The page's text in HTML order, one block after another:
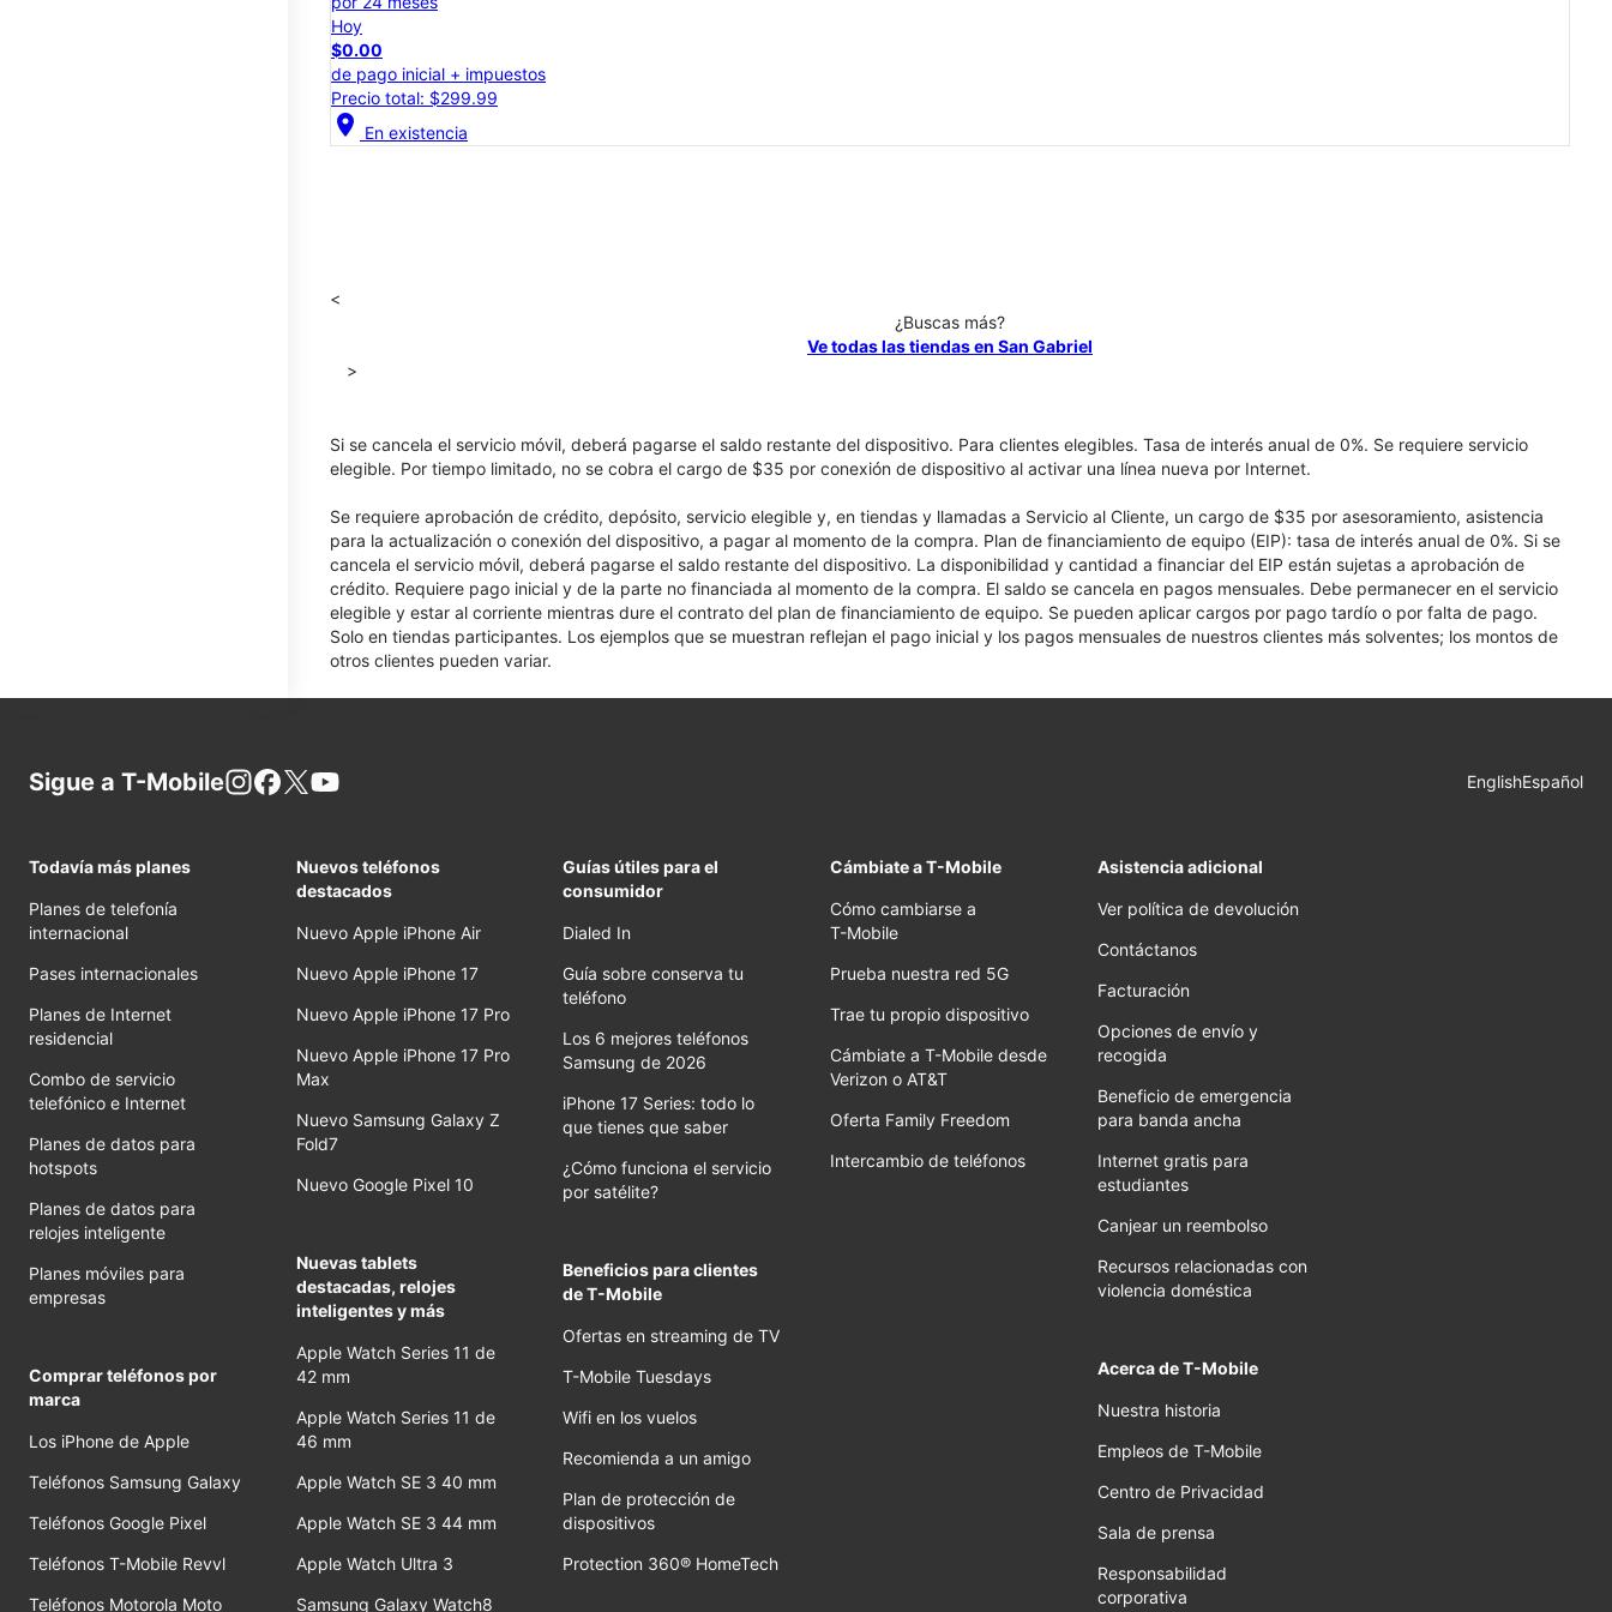
Hoy
$0.00
de pago inicial + impuestos
Precio total: $299.99
location_on En existencia
<
¿Buscas más?
Ve todas las tiendas en San Gabriel
>
Si se cancela el servicio móvil, deberá pagarse el saldo restante del dispositivo. Para clientes elegibles. Tasa de interés anual de 0%. Se requiere servicio
elegible. Por tiempo limitado, no se cobra el cargo de $35 por conexión de dispositivo al activar una línea nueva por Internet.
Se requiere aprobación de crédito, depósito, servicio elegible y, en tiendas y llamadas a Servicio al Cliente, un cargo de $35 por asesoramiento, asistencia
para la actualización o conexión del dispositivo, a pagar al momento de la compra. Plan de financiamiento de equipo (EIP): tasa de interés anual de 0%. Si se
cancela el servicio móvil, deberá pagarse el saldo restante del dispositivo. La disponibilidad y cantidad a financiar del EIP están sujetas a aprobación de
crédito. Requiere pago inicial y de la parte no financiada al momento de la compra. El saldo se cancela en pagos mensuales. Debe permanecer en el servicio
elegible y estar al corriente mientras dure el contrato del plan de financiamiento de equipo. Se pueden aplicar cargos por pago tardío o por falta de pago.
Solo en tiendas participantes. Los ejemplos que se muestran reflejan el pago inicial y los pagos mensuales de nuestros clientes más solventes; los montos de
otros clientes pueden variar.